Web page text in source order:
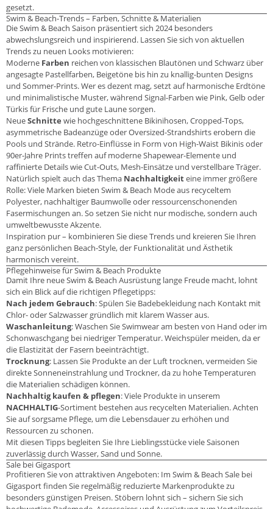
gesetzt.
Swim & Beach-Trends – Farben, Schnitte & Materialien
Die Swim & Beach Saison präsentiert sich 2024 besonders
abwechslungsreich und inspirierend. Lassen Sie sich von aktuellen
Trends zu neuen Looks motivieren:
Moderne Farben reichen von klassischen Blautönen und Schwarz über
angesagte Pastellfarben, Beigetöne bis hin zu knallig-bunten Designs
und Sommer-Prints. Wer es dezent mag, setzt auf harmonische Erdtöne
und minimalistische Muster, während Signal-Farben wie Pink, Gelb oder
Türkis für Frische und gute Laune sorgen.
NeueSchnitte wie hochgeschnittene Bikinihosen, Cropped-Tops,
asymmetrische Badeanzüge oder Oversized-Strandshirts erobern die
Pools und Strände. Retro-Einflüsse in Form von High-Waist Bikinis oder
90er-Jahre Prints treffen auf moderne Shapewear-Elemente und
raffinierte Details wie Cut-Outs, Mesh-Einsätze und verstellbare Träger.
Natürlich spielt auch das Thema Nachhaltigkeiteine immer größere
Rolle: Viele Marken bieten Swim & Beach Mode aus recyceltem
Polyester, nachhaltiger Baumwolle oder ressourcenschonenden
Fasermischungen an. So setzen Sie nicht nur modische, sondern auch
umweltbewusste Akzente.
Inspiration pur – kombinieren Sie diese Trends und kreieren Sie Ihren
ganz persönlichen Beach-Style, der Funktionalität und Ästhetik
harmonisch vereint.
Pflegehinweise für Swim & Beach Produkte
Damit Ihre neue Swim & Beach Ausrüstung lange Freude macht, lohnt
sich ein Blick auf die richtigen Pflegetipps:
Nach jedem Gebrauch: Spülen Sie Badebekleidung nach Kontakt mit
Chlor- oder Salzwasser gründlich mit klarem Wasser aus.
Waschanleitung: Waschen Sie Swimwear am besten von Hand oder im
Schonwaschgang bei niedriger Temperatur. Weichspüler meiden, da er
die Elastizität der Fasern beeinträchtigt.
Trocknung: Lassen Sie Produkte an der Luft trocknen, vermeiden Sie
direkte Sonneneinstrahlung und Trockner, da zu hohe Temperaturen
die Materialien schädigen können.
Nachhaltig kaufen & pflegen: Viele Produkte in unserem
NACHHALTIG-Sortiment bestehen aus recycelten Materialien. Achten
Sie auf sorgsame Pflege, um die Lebensdauer zu erhöhen und
Ressourcen zu schonen.
Mit diesen Tipps begleiten Sie Ihre Lieblingsstücke viele Saisonen
zuverlässig durch Wasser, Sand und Sonne.
Sale bei Gigasport
Profitieren Sie von attraktiven Angeboten: Im Swim & Beach Sale bei
Gigasport finden Sie regelmäßig reduzierte Markenprodukte zu
besonders günstigen Preisen. Stöbern lohnt sich – sichern Sie sich